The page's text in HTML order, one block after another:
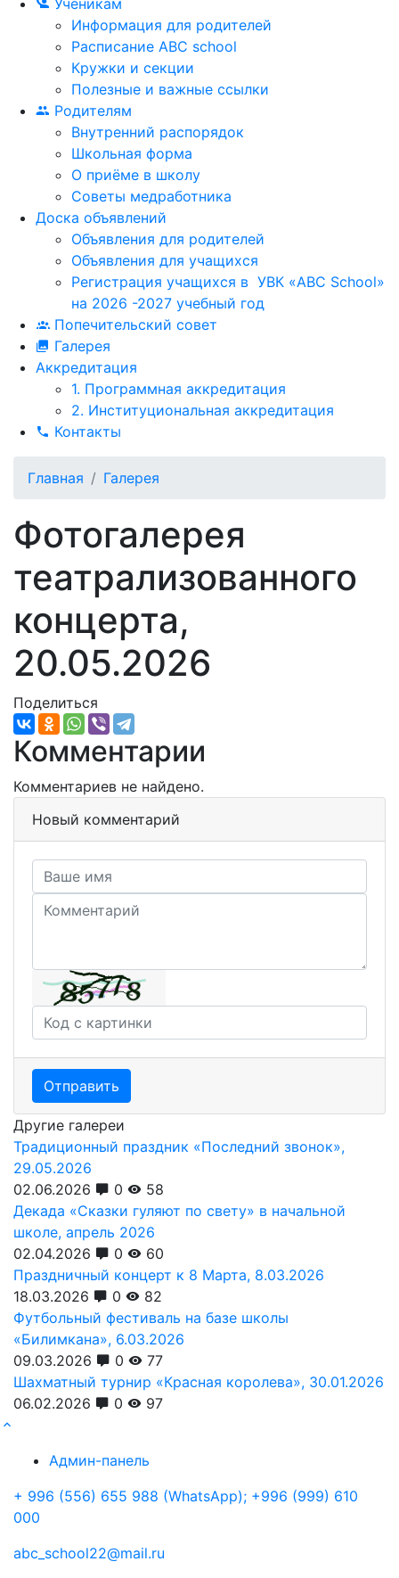
Ученикам
Информация для родителей
Расписание ABC school
Кружки и секции
Полезные и важные ссылки
Родителям
Внутренний распорядок
Школьная форма
О приёме в школу
Советы медработника
Доска объявлений
Объявления для родителей
Объявления для учащихся
Регистрация учащихся в УВК «ABC School»
на 2026 -2027 учебный год
Попечительский совет
Галерея
Аккредитация
1. Программная аккредитация
2. Институциональная аккредитация
Контакты
Главная Галерея
Фотогалерея
театрализованного
концерта,
20.05.2026
Поделиться
Комментарии
Комментариев не найдено.
Новый комментарий
Отправить
Другие галереи
Традиционный праздник «Последний звонок»,
29.05.2026
02.06.2026
0
58
Декада «Сказки гуляют по свету» в начальной
школе, апрель 2026
02.04.2026
0
60
Праздничный концерт к 8 Марта, 8.03.2026
18.03.2026
0
82
Футбольный фестиваль на базе школы
«Билимкана», 6.03.2026
09.03.2026
0
77
Шахматный турнир «Красная королева», 30.01.2026
06.02.2026
0 97
Админ-панель
+ 996 (556) 655 988 (WhatsApp); +996 (999) 610
000
abc_school22@mail.ru